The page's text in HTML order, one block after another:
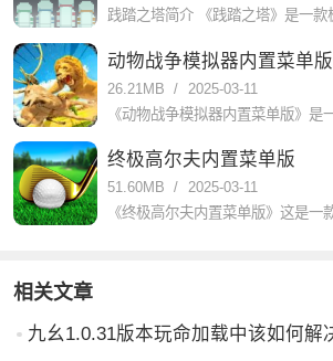
动物战争模拟器内置菜单版
26.21MB /
2025-03-11
终极高尔夫内置菜单版
51.60MB / 2025-03-11
相关文章